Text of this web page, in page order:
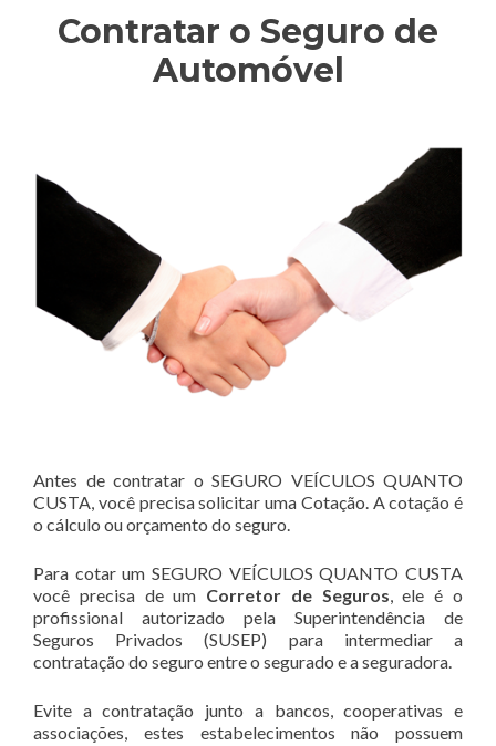
Contratar o Seguro de
Automóvel
Antes de contratar o SEGURO VEÍCULOS QUANTO
CUSTA, você precisa solicitar uma Cotação. A cotação é
o cálculo ou orçamento do seguro.
Para cotar um SEGURO VEÍCULOS QUANTO CUSTA
você precisa de um Corretor de Seguros, ele é o
profissional autorizado pela Superintendência de
Seguros Privados (SUSEP) para intermediar a
contratação do seguro entre o segurado e a seguradora.
Evite a contratação junto a bancos, cooperativas e
associações, estes estabelecimentos não possuem